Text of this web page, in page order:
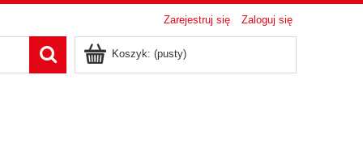
Zarejestruj się Zaloguj się
Koszyk: (pusty)